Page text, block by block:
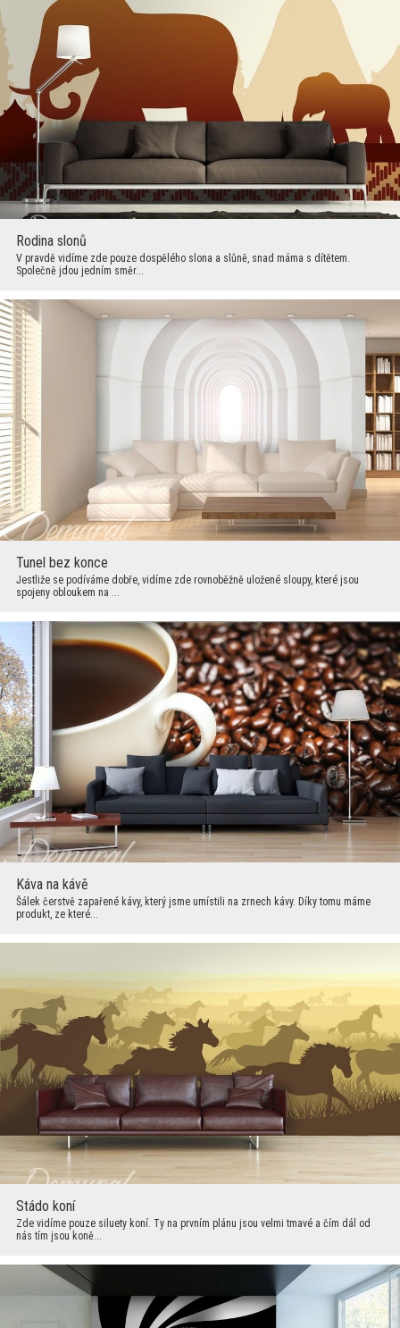
Rodina slonů
V pravdě vidíme zde pouze dospělého slona a slůně, snad máma s dítětem.
Společně jdou jedním směr...
Tunel bez konce
Jestliže se podíváme dobře, vidíme zde rovnoběžně uložené sloupy, které jsou
spojeny obloukem na ...
Káva na kávě
Šálek čerstvě zapařené kávy, který jsme umístili na zrnech kávy. Díky tomu máme
produkt, ze které...
Stádo koní
Zde vidíme pouze siluety koní. Ty na prvním plánu jsou velmi tmavé a čím dál od
nás tím jsou koně...